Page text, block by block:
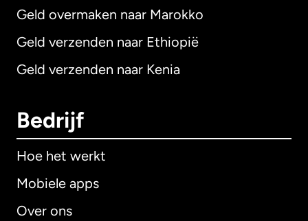
Geld overmaken naar Marokko
Geld verzenden naar Ethiopië
Geld verzenden naar Kenia
Bedrijf
Hoe het werkt
Mobiele apps
Over ons